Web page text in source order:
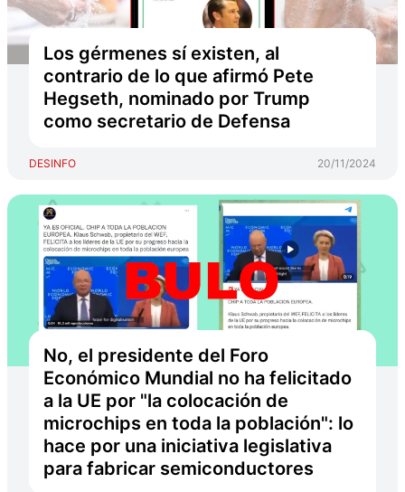
Los gérmenes sí existen, al
contrario de lo que afirmó Pete
Hegseth, nominado por Trump
como secretario de Defensa
DESINFO 20/11/2024
No, el presidente del Foro
Económico Mundial no ha felicitado
a la UE por "la colocación de
microchips en toda la población": lo
hace por una iniciativa legislativa
para fabricar semiconductores